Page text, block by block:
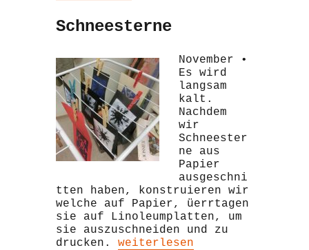
Schneesterne
November •
Es wird
langsam
kalt.
Nachdem
wir
Schneester
ne aus
Papier
ausgeschni
tten haben, konstruieren wir
welche auf Papier, üerrtagen
sie auf Linoleumplatten, um
sie auszuschneiden und zu
drucken. „Schneesterne“
weiterlesen